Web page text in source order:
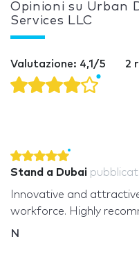
Opinioni su Urban
Services LLC
Valutazione: 4,1/5 2
Stand a Dubai
Innovative and
workforce. Highly
N